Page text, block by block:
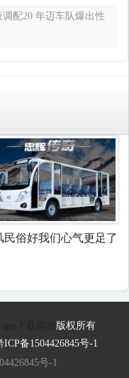
配20 年迈车队爆出性
民俗好我们心气更足了
版权所有
ICP备1504426845号-1
号-1